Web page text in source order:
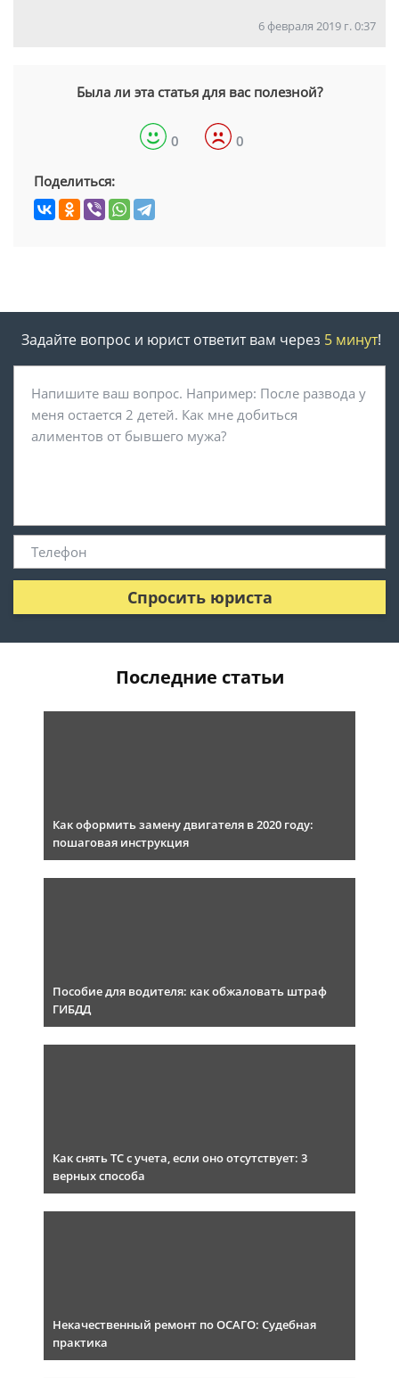
6 февраля 2019 г. 0:37
Была ли эта статья для вас полезной?
0 0
Поделиться:
Задайте вопрос и юрист ответит вам через 5 минут!
Спросить юриста
Последние статьи
Как оформить замену двигателя в 2020 году:
пошаговая инструкция
Пособие для водителя: как обжаловать штраф
ГИБДД
Как снять ТС с учета, если оно отсутствует: 3
верных способа
Некачественный ремонт по ОСАГО: Судебная
практика